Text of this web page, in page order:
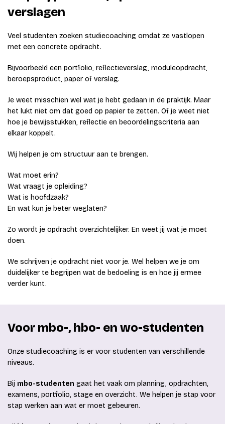
verslagen
Veel studenten zoeken studiecoaching omdat ze vastlopen
met een concrete opdracht.
Bijvoorbeeld een portfolio, reflectieverslag, moduleopdracht,
beroepsproduct, paper of verslag.
Je weet misschien wel wat je hebt gedaan in de praktijk. Maar
het lukt niet om dat goed op papier te zetten. Of je weet niet
hoe je bewijsstukken, reflectie en beoordelingscriteria aan
elkaar koppelt.
Wij helpen je om structuur aan te brengen.
Wat moet erin?
Wat vraagt je opleiding?
Wat is hoofdzaak?
En wat kun je beter weglaten?
Zo wordt je opdracht overzichtelijker. En weet jij wat je moet
doen.
We schrijven je opdracht niet voor je. Wel helpen we je om
duidelijker te begrijpen wat de bedoeling is en hoe jij ermee
verder kunt.
Voor mbo-, hbo- en wo-studenten
Onze studiecoaching is er voor studenten van verschillende
niveaus.
Bij mbo-studenten gaat het vaak om planning, opdrachten,
examens, portfolio, stage en overzicht. We helpen je stap voor
stap werken aan wat er moet gebeuren.